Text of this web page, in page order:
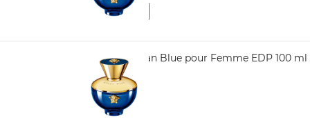
VERSACE Dylan Blue pour Femme EDP 100 ml
4.740,00